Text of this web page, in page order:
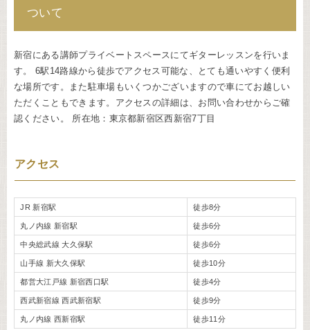
ついて
新宿にある講師プライベートスペースにてギターレッスンを行いま
す。 6駅14路線から徒歩でアクセス可能な、とても通いやすく便利
な場所です。また駐車場もいくつかございますので車にてお越しい
ただくこともできます。アクセスの詳細は、お問い合わせからご確
認ください。 所在地：東京都新宿区西新宿7丁目
アクセス
JR 新宿駅 徒歩8分
丸ノ内線 新宿駅 徒歩6分
中央総武線 大久保駅 徒歩6分
山手線 新大久保駅 徒歩10分
都営大江戸線 新宿西口駅 徒歩4分
西武新宿線 西武新宿駅 徒歩9分
丸ノ内線 西新宿駅 徒歩11分